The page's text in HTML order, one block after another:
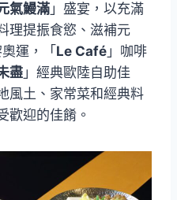
氣鰻滿 」盛宴，以充滿
理提振食慾、滋補元
運，「 Le Café 」咖啡
盡 」經典歐陸自助佳
風土、家常菜和經典料
歡迎的佳餚。